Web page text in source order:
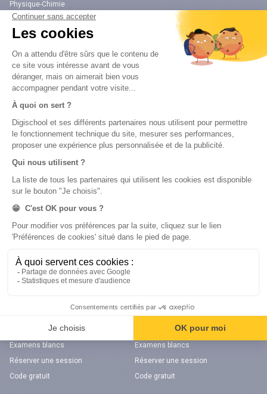
Physique-Chimie
Annales
Brevet des collèges
Nos applications
Application Android Éducation
Application iOS Éducation
Nos chaînes youtube
Chaîne Youtube Lycée
digiSchool Orientation
Diplômes
Formations
Écoles
Notre chaîne Youtube
Chaîne Youtube Orientation
digiSchool Code
Code auto
Examens blancs
Réserver une session
Code gratuit
Code moto
Examens blancs
Réserver une session
Code gratuit